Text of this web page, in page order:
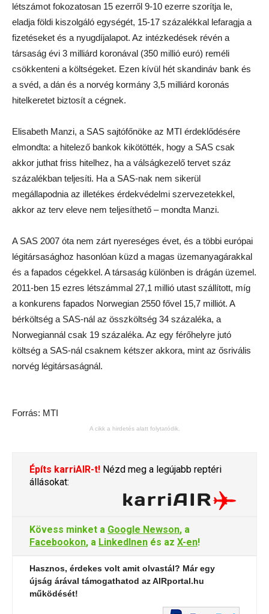
létszámot fokozatosan 15 ezerről 9-10 ezerre szorítja le,
eladja földi kiszolgáló egységét, 15-17 százalékkal lefaragja a
fizetéseket és a nyugdíjalapot. Az intézkedések révén a
társaság évi 3 milliárd koronával (350 millió euró) reméli
csökkenteni a költségeket. Ezen kívül hét skandináv bank és
a svéd, a dán és a norvég kormány 3,5 milliárd koronás
hitelkeretet biztosít a cégnek.
Elisabeth Manzi, a SAS sajtófőnöke az MTI érdeklődésére
elmondta: a hitelező bankok kikötötték, hogy a SAS csak
akkor juthat friss hitelhez, ha a válságkezelő tervet száz
százalékban teljesíti. Ha a SAS-nak nem sikerül
megállapodnia az illetékes érdekvédelmi szervezetekkel,
akkor az terv eleve nem teljesíthető – mondta Manzi.
A SAS 2007 óta nem zárt nyereséges évet, és a többi európai
légitársasághoz hasonlóan küzd a magas üzemanyagárakkal
és a fapados cégekkel. A társaság különben is drágán üzemel.
2011-ben 15 ezres létszámmal 27,1 millió utast szállított, míg
a konkurens fapados Norwegian 2550 fővel 15,7 milliót. A
bérköltség a SAS-nál az összköltség 34 százaléka, a
Norwegiannál csak 19 százaléka. Az egy férőhelyre jutó
költség a SAS-nál csaknem kétszer akkora, mint az ősrivális
norvég légitársaságnál.
Forrás: MTI
A cikk a hirdetés alatt folytatódik.
Építs karriAIR-t! Nézd meg a legújabb reptéri
állásokat:
Kövess minket a Google Newson, a
Facebookon, a LinkedInen és az X-en!
Hasznos, érdekes volt amit olvastál? Már egy
újság árával támogathatod az AIRportal.hu
működését!